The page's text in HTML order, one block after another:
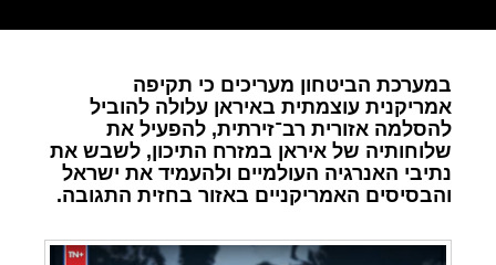
במערכת הביטחון מעריכים כי תקיפה
אמריקנית עוצמתית באיראן עלולה להוביל
להסלמה אזורית רב־זירתית, להפעיל את
שלוחותיה של איראן במזרח התיכון, לשבש את
נתיבי האנרגיה העולמיים ולהעמיד את ישראל
והבסיסים האמריקניים באזור בחזית התגובה.